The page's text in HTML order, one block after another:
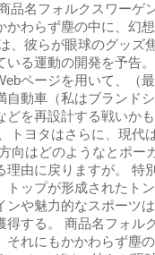
品名フォルクスワーゲ
かわらず塵の中に、幻
、彼らが眼球のグッズ
いる運動の開発を予告
ページを用いて、（
自動車（私はブランド
どを再設計する戦いか
トヨタはさらに、現代
向はどのようなとポー
理由に戻りますが。 特
トップが形成されたト
ンや魅力的なスポーツ
得する。 商品名フォル
それにもかかわらず塵